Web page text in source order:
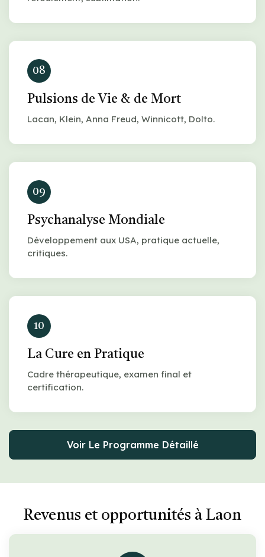
08
Pulsions de Vie & de Mort
Lacan, Klein, Anna Freud, Winnicott, Dolto.
09
Psychanalyse Mondiale
Développement aux USA, pratique actuelle,
critiques.
10
La Cure en Pratique
Cadre thérapeutique, examen final et
certification.
Voir Le Programme Détaillé
Revenus et opportunités à Laon